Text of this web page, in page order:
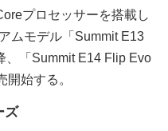
プロセッサーを搭載し
ムモデル「Summit E13
、「Summit E14 Flip Evo
始する。
ズ